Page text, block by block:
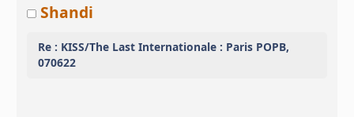
Shandi
Re : KISS/The Last Internationale : Paris POPB,
070622